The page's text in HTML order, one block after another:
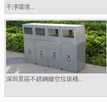
干凈環境...
深圳景區不銹鋼鏤空垃圾桶...